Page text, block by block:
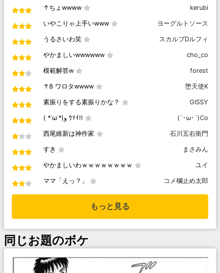
↑ちょwwww
kerubi
いやこりゃ上手いwww ヨーグルトソース
うるさいわ笑 スカルプDルフィ
やかましいwwwwww cho_co
模範解答w forest
↑8 ワロタwwww 堕天使K
素振りをする素振りかな？ GISSY
( *˙ω˙*)و ｳﾏｲ!! (`･ω･´)Co
西尾維新は神作家 石川五右衛門
すき まさみん
やかましいわｗｗｗｗｗｗｗｗ ユイ
ママ「えっ？」 コメ欄止め太郎
もっと見る
同じお題のボケ